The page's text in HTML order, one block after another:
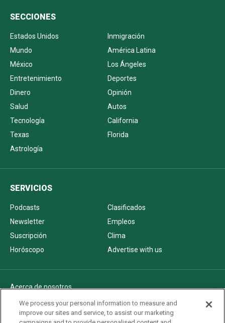
SECCIONES
Estados Unidos
Inmigración
Mundo
América Latina
México
Los Ángeles
Entretenimiento
Deportes
Dinero
Opinión
Salud
Autos
Tecnología
California
Texas
Florida
Astrología
SERVICIOS
Podcasts
Clasificados
Newsletter
Empleos
Suscripción
Clima
Horóscopo
Advertise with us
Acerca de nosotros
Politica de privacidad
Pautas Editoriales
We process your personal information to measure and
improve our sites and service, to assist our marketing